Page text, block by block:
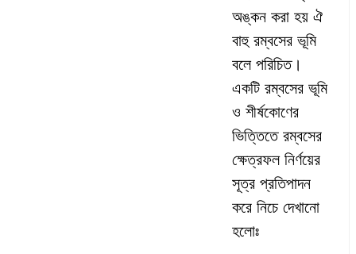
অঙ্কন করা হয় ঐ
বাহু রম্বসের ভূমি
বলে পরিচিত।
একটি রম্বসের ভূমি
ও শীর্ষকোণের
ভিত্তিতে রম্বসের
ক্ষেত্রফল নির্ণয়ের
সূত্র প্রতিপাদন
করে নিচে দেখানো
হলোঃ